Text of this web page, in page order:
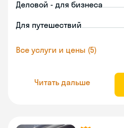
Деловой - для бизнеса
Для путешествий
Все услуги и цены (5)
Читать дальше